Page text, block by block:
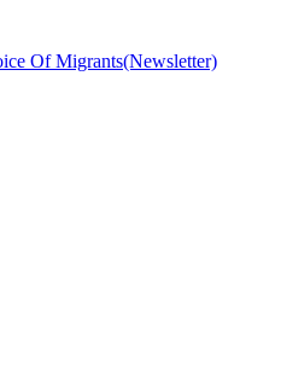
Of Migrants(Newsletter)